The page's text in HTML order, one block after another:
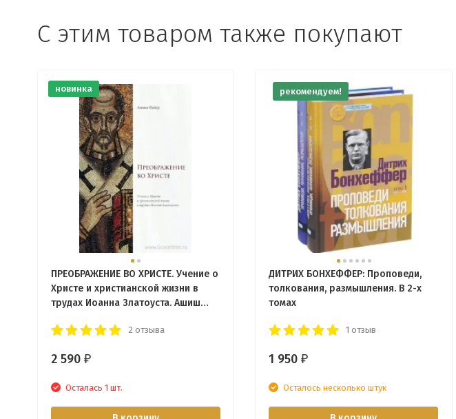
С этим товаром также покупают
новинка
ПРЕОБРАЖЕНИЕ ВО ХРИСТЕ. Учение о
Христе и христианской жизни в
трудах Иоанна Златоуста. Ашиш
2 отзыва
2 590 ₽
Осталась 1 шт.
рекомендуем!
ДИТРИХ БОНХЕФФЕР: Проповеди,
толкования, размышления. В 2-х
томах
1 отзыв
1 950₽
Осталось несколько штук